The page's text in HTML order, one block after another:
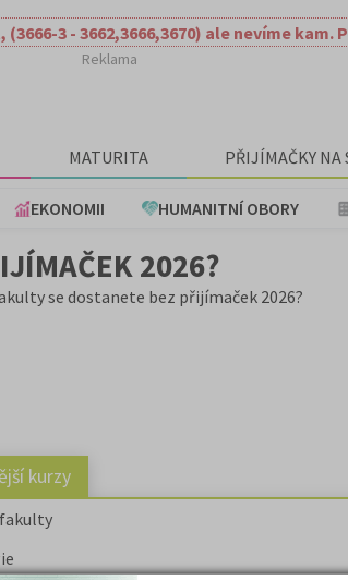
3 - 3662,3666,3670) ale nevíme
Reklama
MATURITA PŘIJÍMAČKY NA
EKONOMII HUMANITNÍ OBORY
2026?
se dostanete bez přijímaček 2026?
kurzy